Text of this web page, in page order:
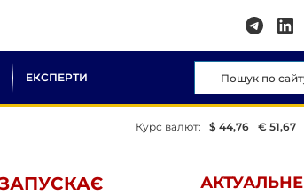
ЕКСПЕРТИ
Курс валют: $ 44,76 € 51,67
АКТУАЛЬНЕ